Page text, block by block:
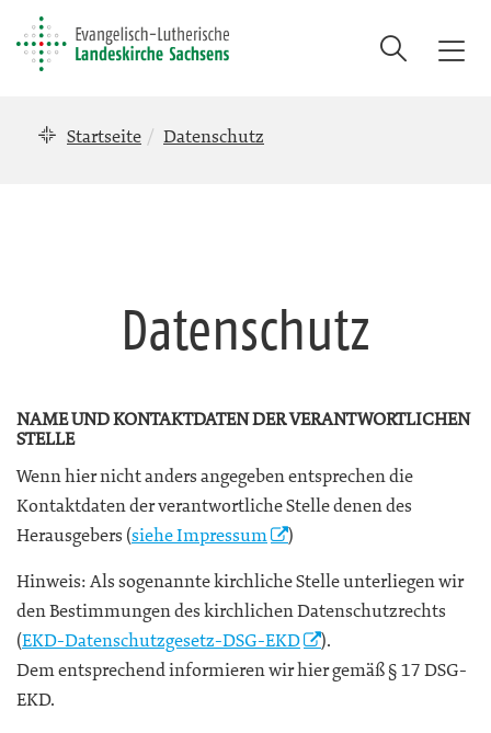
T
o
Suche
Startseite Datenschutz
Datenschutz
NAME UND KONTAKTDATEN DER VERANTWORTLICHEN
STELLE
Wenn hier nicht anders angegeben entsprechen die
Kontaktdaten der verantwortliche Stelle denen des
Herausgebers (siehe Impressum
)
Hinweis: Als sogenannte kirchliche Stelle unterliegen wir
den Bestimmungen des kirchlichen Datenschutzrechts
(EKD-Datenschutzgesetz-DSG-EKD
).
Dem entsprechend informieren wir hier gemäß § 17 DSG-
EKD.